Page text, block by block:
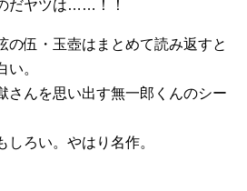
だヤツは……！！
の伍・玉壺はまとめて読み返すと
。
さんを思い出す無一郎くんのシー
しろい。やはり名作。